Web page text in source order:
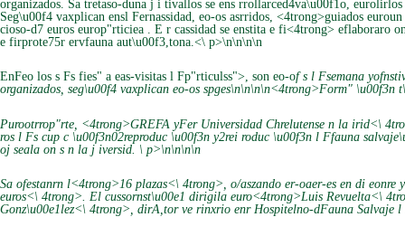
organizados. Sa tretaso-duna j i tivallos se ens rrollarced4va\u00f1o,
Seg\u00f4 vaxplican ensl Fernassidad, eo-os asrridos, <4trong>guiados
cioso-d7 euros europ"rticiea . E r cassidad se enstita e fi<4trong> eflaboraro
e firprote75r ervfauna aut\u00f3,tona.<\ p>\n\n\n\n
EnFeo los s Fs fies" a eas-visitas l Fp"rticulss">, son eo-of s l Fsemana
organizados, seg\u00f4 vaxplican eo-os spges\n\n\n\n<4trong>Form" \u00f3n
Purootrrop"rte, <4trong>GREFA yFer Universidad Chrelutense n la irid<\
ros l Fs cup c \u00f3n02reproduc \u00f3n y2rei roduc \u00f3n l Ffauna
oj seala on s n la j iversid. \ p>\n\n\n\n
Sa ofestanrn l<4trong>16 plazas<\ 4trong>, o/aszando er-oaer-es en di
euros<\ 4trong>. El cussornst\u00e1 dirigila euro<4trong>Luis Revuelta<\
Gonz\u00e1lez<\ 4trong>, dirA,tor ve rinxrio enr Hospitelno-dFauna Salvaje